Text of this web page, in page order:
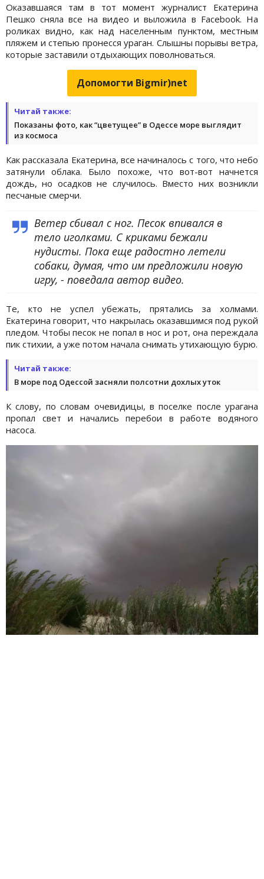
Оказавшаяся там в тот момент журналист Екатерина
Пешко сняла все на видео и выложила в Facebook. На
роликах видно, как над населенным пунктом, местным
пляжем и степью пронесся ураган. Слышны порывы ветра,
которые заставили отдыхающих поволноваться.
Допомогти Bigmir)net
Читай также:
Показаны фото, как “цветущее” в Одессе море выглядит
из космоса
Как рассказала Екатерина, все начиналось с того, что небо
затянули облака. Было похоже, что вот-вот начнется
дождь, но осадков не случилось. Вместо них возникли
песчаные смерчи.
Ветер сбивал с ног. Песок впивался в
тело иголками. С криками бежали
нудисты. Пока еще радостно летели
собаки, думая, что им предложили новую
игру, - поведала автор видео.
Те, кто не успел убежать, прятались за холмами.
Екатерина говорит, что накрылась оказавшимся под рукой
пледом. Чтобы песок не попал в нос и рот, она переждала
пик стихии, а уже потом начала снимать утихающую бурю.
Читай также:
В море под Одессой засняли полсотни дохлых уток
К слову, по словам очевидицы, в поселке после урагана
пропал свет и начались перебои в работе водяного
насоса.